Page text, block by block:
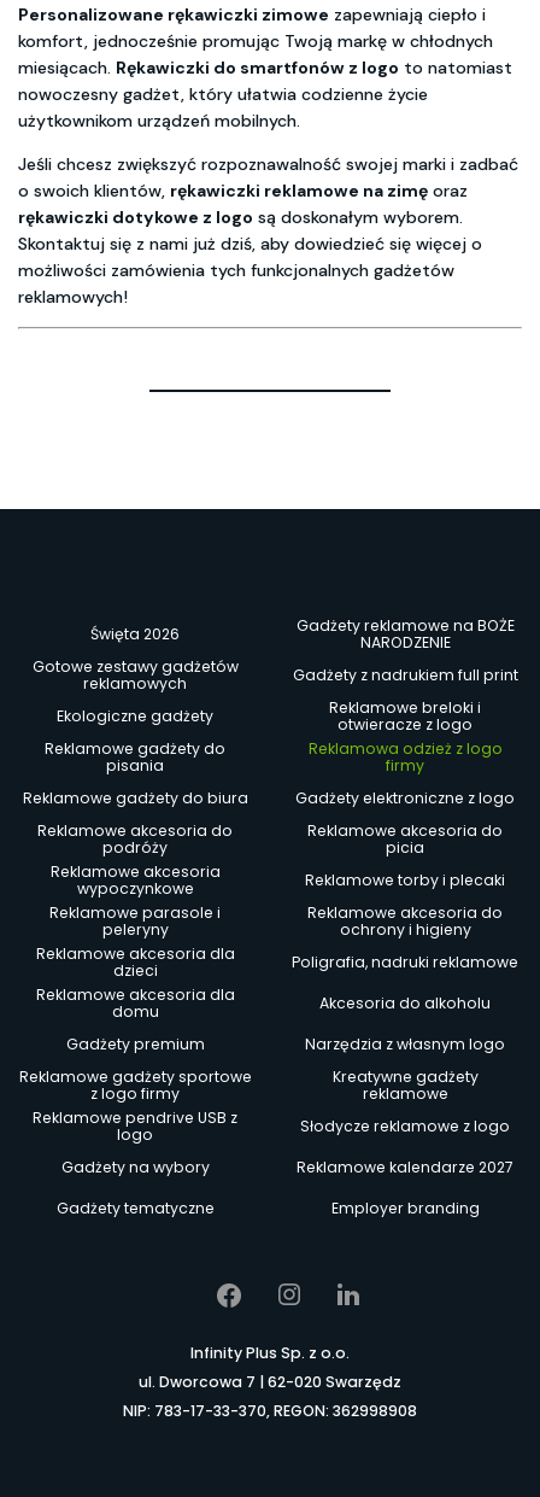
Personalizowane rękawiczki zimowe zapewniają ciepło i
komfort, jednocześnie promując Twoją markę w chłodnych
miesiącach. Rękawiczki do smartfonów z logo to natomiast
nowoczesny gadżet, który ułatwia codzienne życie
użytkownikom urządzeń mobilnych.
Jeśli chcesz zwiększyć rozpoznawalność swojej marki i zadbać
o swoich klientów, rękawiczki reklamowe na zimę oraz
rękawiczki dotykowe z logo są doskonałym wyborem.
Skontaktuj się z nami już dziś, aby dowiedzieć się więcej o
możliwości zamówienia tych funkcjonalnych gadżetów
reklamowych!
Święta 2026
Gadżety reklamowe na BOŻE
NARODZENIE
Gotowe zestawy gadżetów
reklamowych
Gadżety z nadrukiem full print
Ekologiczne gadżety
Reklamowe breloki i
otwieracze z logo
Reklamowe gadżety do
pisania
Reklamowa odzież z logo
firmy
Reklamowe gadżety do biura
Gadżety elektroniczne z logo
Reklamowe akcesoria do
podróży
Reklamowe akcesoria do
picia
Reklamowe akcesoria
wypoczynkowe
Reklamowe torby i plecaki
Reklamowe parasole i
peleryny
Reklamowe akcesoria do
ochrony i higieny
Reklamowe akcesoria dla
dzieci
Poligrafia, nadruki reklamowe
Reklamowe akcesoria dla
domu
Akcesoria do alkoholu
Gadżety premium
Narzędzia z własnym logo
Reklamowe gadżety sportowe
z logo firmy
Kreatywne gadżety
reklamowe
Reklamowe pendrive USB z
logo
Słodycze reklamowe z logo
Gadżety na wybory
Reklamowe kalendarze 2027
Gadżety tematyczne
Employer branding
Infinity Plus Sp. z o.o.
ul. Dworcowa 7 | 62-020 Swarzędz
NIP: 783-17-33-370, REGON: 362998908